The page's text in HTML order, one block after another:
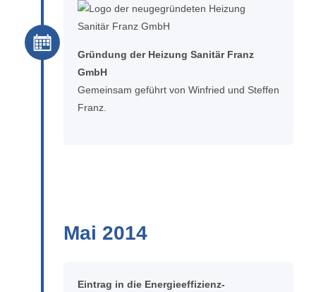
Gründung der Heizung Sanitär Franz
GmbH
Gemeinsam geführt von Winfried und Steffen
Franz.
Mai 2014
Eintrag in die Energieeffizienz-